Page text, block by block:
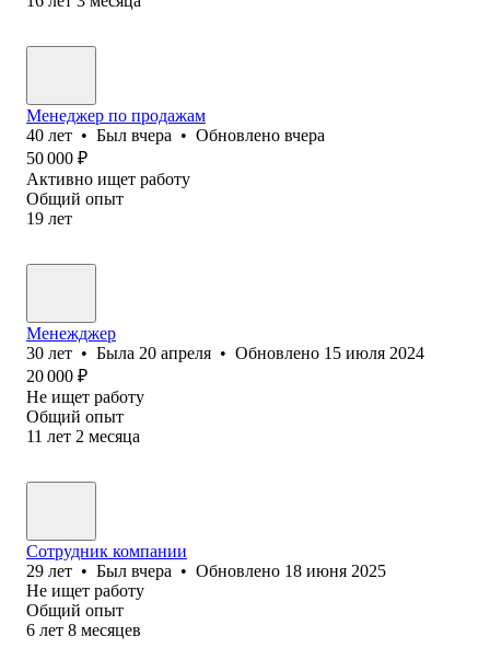
Менеджер по продажам
40 лет • Был вчера • Обновлено вчера
50 000 ₽
Активно ищет работу
Общий опыт
19 лет
Менежджер
30 лет • Была 20 апреля • Обновлено 15 июля 2024
20 000 ₽
Не ищет работу
Общий опыт
11 лет 2 месяца
Сотрудник компании
29 лет • Был вчера • Обновлено 18 июня 2025
Не ищет работу
Общий опыт
6 лет 8 месяцев